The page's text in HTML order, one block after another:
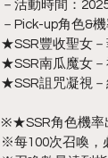
－活動時間：
－Pick-up角色&機
★SSR豐收聖女－
★SSR南瓜魔女－
★SSR詛咒凝視－
※★SSR角色機率
※每100次召喚，